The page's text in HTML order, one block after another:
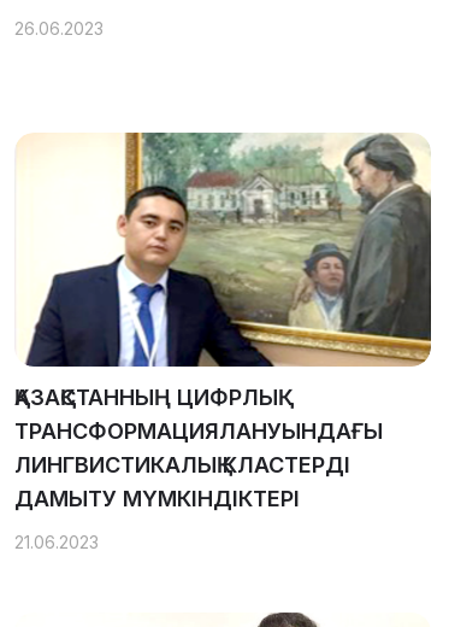
26.06.2023
ҚАЗАҚСТАННЫҢ ЦИФРЛЫҚ
ТРАНСФОРМАЦИЯЛАНУЫНДАҒЫ
ЛИНГВИСТИКАЛЫҚ КЛАСТЕРДІ
ДАМЫТУ МҮМКІНДІКТЕРІ
21.06.2023